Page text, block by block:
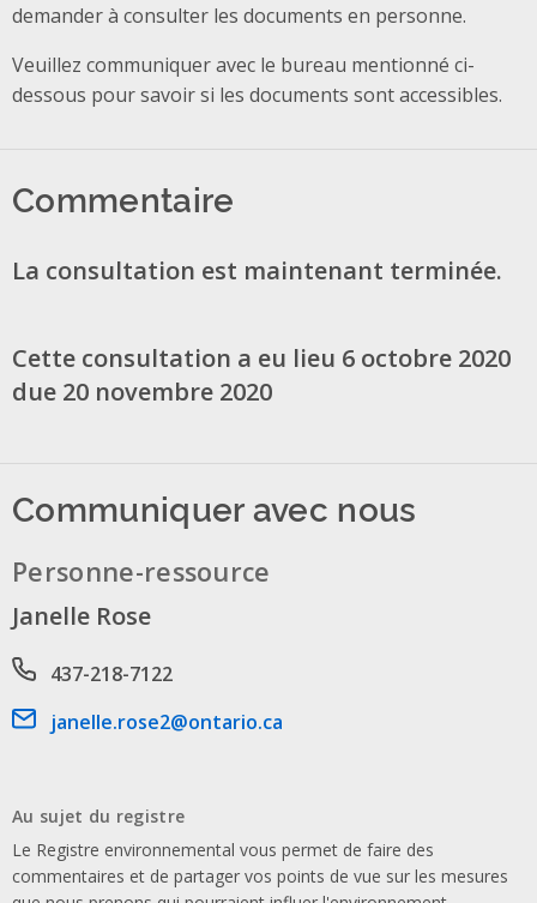
demander à consulter les documents en personne.
Veuillez communiquer avec le bureau mentionné ci-
dessous pour savoir si les documents sont accessibles.
Commentaire
La consultation est maintenant terminée.
Cette consultation a eu lieu 6 octobre 2020
due 20 novembre 2020
Communiquer avec nous
Personne-ressource
Janelle Rose
Phone number
437-218-7122
Email address
janelle.rose2@ontario.ca
Au sujet du registre
Le Registre environnemental vous permet de faire des
commentaires et de partager vos points de vue sur les mesures